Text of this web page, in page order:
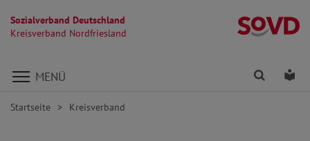
Sozialverband Deutschland
Kreisverband Nordfriesland
Direkt zu den Inhalten springen
MENÜ Finden
Startseite Kreisverband